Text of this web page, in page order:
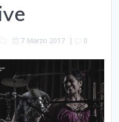
7 Marzo 2017| 0